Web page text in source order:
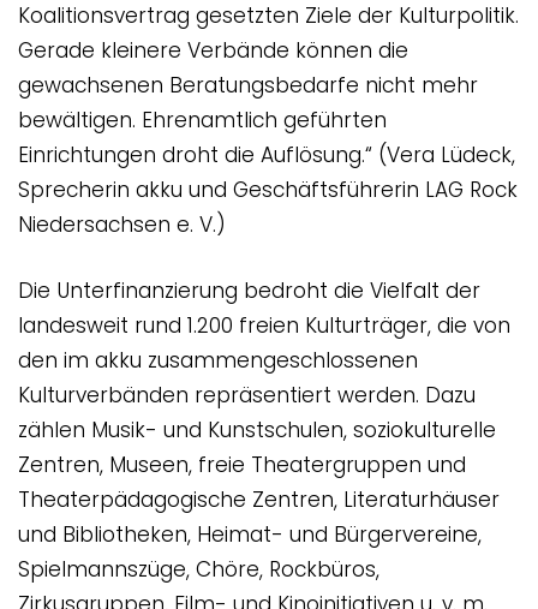
Koalitionsvertrag gesetzten Ziele der Kulturpolitik.
Gerade kleinere Verbände können die
gewachsenen Beratungsbedarfe nicht mehr
bewältigen. Ehrenamtlich geführten
Einrichtungen droht die Auflösung.“ (Vera Lüdeck,
Sprecherin akku und Geschäftsführerin LAG Rock
Niedersachsen e. V.)
Die Unterfinanzierung bedroht die Vielfalt der
landesweit rund 1.200 freien Kulturträger, die von
den im akku zusammengeschlossenen
Kulturverbänden repräsentiert werden. Dazu
zählen Musik- und Kunstschulen, soziokulturelle
Zentren, Museen, freie Theatergruppen und
Theaterpädagogische Zentren, Literaturhäuser
und Bibliotheken, Heimat- und Bürgervereine,
Spielmannszüge, Chöre, Rockbüros,